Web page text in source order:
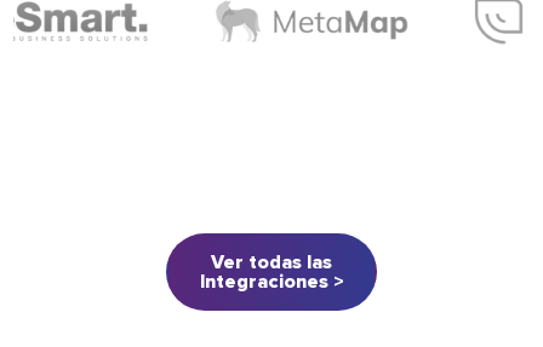
Ver todas las
Integraciones >